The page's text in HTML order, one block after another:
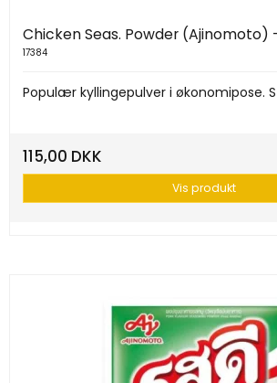
Chicken Seas. Powder (Ajinomoto)
17384
Populær kyllingepulver i økonomipose.
115,00 DKK
Vis produkt